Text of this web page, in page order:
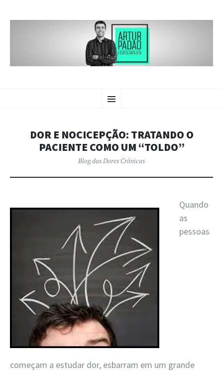
BLOG DAS
PADÃO
Menu
PARA
DOR E NOCICEPÇÃO: TRATANDO O
PACIENTE COMO UM “TOLDO”
Blog das Dores Crônicas
Quando
as
pessoas
começam a estudar dor, esbarram em um grande